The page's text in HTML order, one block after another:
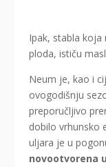
Ipak, stabla koja
ploda, ističu
Neum je, kao i
ovogodišnju
preporučljivo
dobilo vrhunsko
uljara je u
novootvorena